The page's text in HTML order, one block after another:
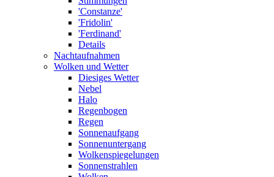
'Constanze'
'Fridolin'
'Ferdinand'
Details
Nachtaufnahmen
Wolken und Wetter
Diesiges Wetter
Nebel
Halo
Regenbogen
Regen
Sonnenaufgang
Sonnenuntergang
Wolkenspiegelungen
Sonnenstrahlen